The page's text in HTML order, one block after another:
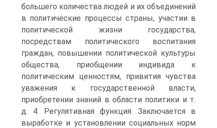
большего количества людей и их объединений
в политические процессы страны, участии в
политической жизни государства,
посредствам политического воспитания
граждан, повышении политической культуры
общества, приобщении индивида к
политическим ценностям, привития чувства
уважения к государственной власти,
приобретении знаний в области политики и т.
д. 4. Регулятивная функция. Заключается в
выработке и установлении социальных норм